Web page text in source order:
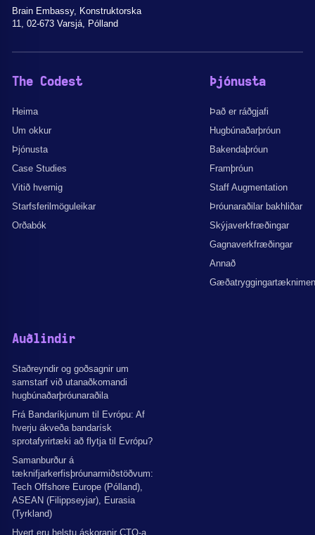
Brain Embassy, Konstruktorska
11, 02-673 Varsjá, Pólland
The Codest
Heima
Um okkur
Þjónusta
Case Studies
Vitið hvernig
Starfsferilmöguleikar
Orðabók
Þjónusta
Það er ráðgjafi
Hugbúnaðarþróun
Bakendaþróun
Framþróun
Staff Augmentation
Þróunaraðilar bakhliðar
Skýjaverkfræðingar
Gagnaverkfræðingar
Annað
Auðlindir
Staðreyndir og goðsagnir um
samstarf við utanaðkomandi
hugbúnaðarþróunaraðila
Frá Bandaríkjunum til Evrópu: Af
hverju ákveða bandarísk
sprotafyrirtæki að flytja til Evrópu?
Samanburður á
tæknifjarkerfisþróunarmiðstöðvum:
Tech Offshore Europe (Pólland),
ASEAN (Filippseyjar), Eurasia
(Tyrkland)
Hvert eru helstu áskoranir CTO-a